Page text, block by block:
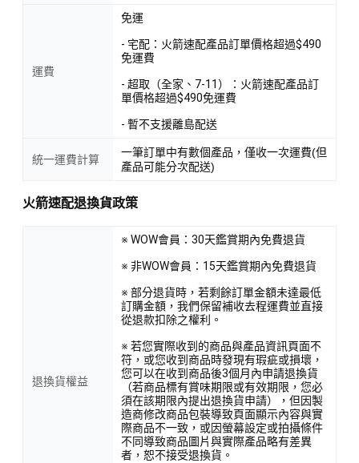
運費
免運
- 宅配：火箭速配產品訂單價格超過$490
免運費
- 超取（全家、7-11）：火箭速配產品訂
單價格超過$490免運費
- 暫不支援離島配送
統一運費計算
一筆訂單中有數個產品，僅收一次運費(但
產品可能分次配送)
火箭速配退換貨政策
退換貨權益
※ WOW會員：30天鑑賞期內免費退貨
※ 非WOW會員：15天鑑賞期內免費退貨
※ 部分退貨時，若剩餘訂單金額未達最低
訂購金額，我們保留補收去程運費並直接
從退款扣除之權利。
※ 若您實際收到的商品與產品資訊頁面不
符，或您收到商品時發現有瑕疵或損壞，
您可以在收到商品後3個月內申請退換貨
（若商品標有賞味期限或有效期限，您必
須在該期限內提出退換貨申請），但因製
造商修改商品包裝導致頁面顯示內容與實
際商品不一致，或因螢幕設定或拍攝條件
不同導致商品圖片與實際產品略有差異
者，恕不接受退換貨。